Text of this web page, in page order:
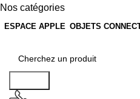
Nos catégories
ESPACE APPLE OBJETS